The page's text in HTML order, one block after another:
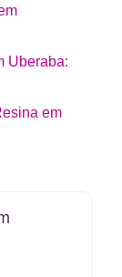
Uberaba:
em